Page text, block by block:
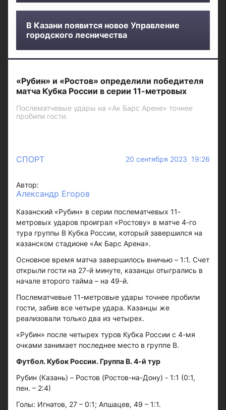
В Казани появится новое Управление
городского лесничества
«Рубин» и «Ростов» определили победителя
матча Кубка России в серии 11-метровых
Послематчевые удары на «Ак Барс Арене» точнее
пробили гости.
СПОРТ 20 сентября 2023 19:26
Автор:
Александр Егоров
Казанский «Рубин» в серии послематчевых 11-
метровых ударов проиграл «Ростову» в матче 4-го
тура группы В Кубка России, который завершился на
казанском стадионе «Ак Барс Арена».
Основное время матча завершилось вничью – 1:1. Счет
открыли гости на 27-й минуте, казанцы отыгрались в
начале второго тайма – на 49-й.
Послематчевые 11-метровые удары точнее пробили
гости, забив все четыре удара. Казанцы же
реализовали только два из четырех.
«Рубин» после четырех туров Кубка России с 4-мя
очками занимает последнее место в группе В.
Футбол. Кубок России. Группа В. 4-й тур
Рубин (Казань) – Ростов (Ростов-на-Дону) - 1:1 (0:1,
пен. – 2:4)
Голы: Игнатов, 27 – 0:1; Апшацев, 49 – 1:1.